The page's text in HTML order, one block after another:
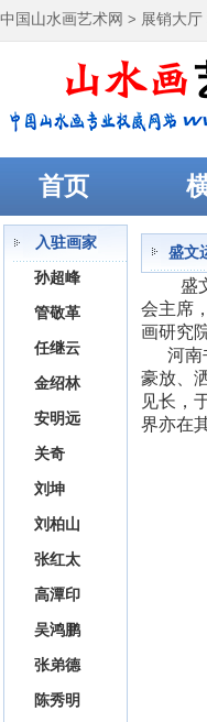
中国山水画艺术网 > 展销大厅
首页
入驻画家
孙超峰
管敬革
任继云
金绍林
安明远
关奇
刘坤
刘柏山
张红太
高潭印
吴鸿鹏
张弟德
陈秀明
盛文
盛
会主席
画研究
河南
豪放、
见长，
界亦在